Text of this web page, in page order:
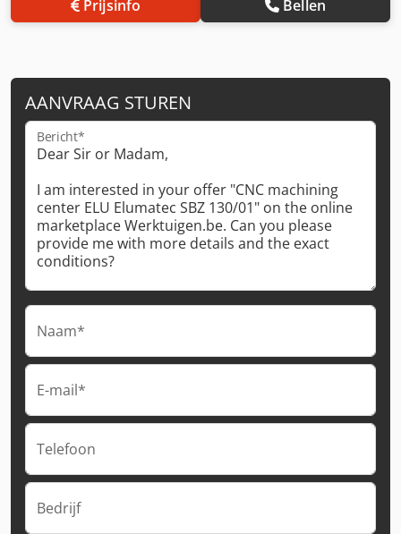
Prijsinfo Bellen
AANVRAAG STUREN
Bericht*
Naam*
E-mail*
Telefoon
Bedrijf